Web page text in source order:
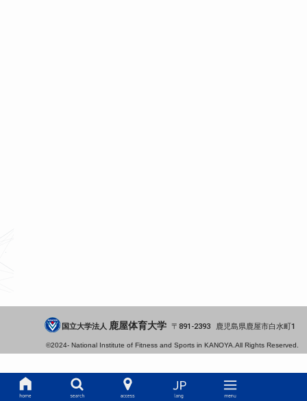
国立大学法人 鹿屋体育大学 891-2393 鹿児島県鹿屋市白水町1
©2024- National Institute of Fitness and Sports in KANOYA.All Rights Reserved.